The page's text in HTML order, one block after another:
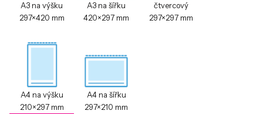
A3 na výšku
297×420 mm
A3 na šířku
420×297 mm
čtvercový
297×297 mm
A4 na výšku
210×297 mm
A4 na šířku
297×210 mm